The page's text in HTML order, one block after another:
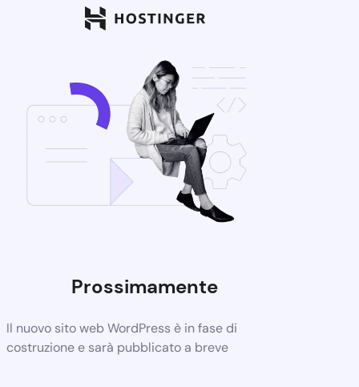
Prossimamente
Il nuovo sito web WordPress è in fase di
costruzione e sarà pubblicato a breve